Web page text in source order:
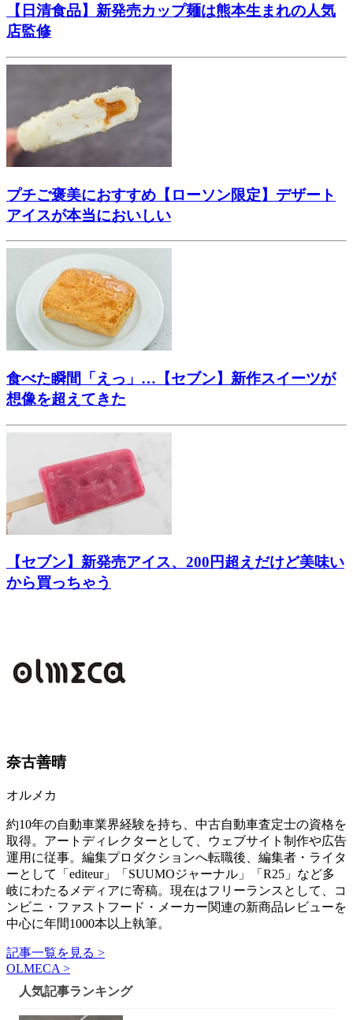
【日清食品】新発売カップ麺は熊本生まれの人気
店監修
プチご褒美におすすめ【ローソン限定】デザート
アイスが本当においしい
食べた瞬間「えっ」…【セブン】新作スイーツが
想像を超えてきた
【セブン】新発売アイス、200円超えだけど美味い
から買っちゃう
奈古善晴
オルメカ
約10年の自動車業界経験を持ち、中古自動車査定士の資格を
取得。アートディレクターとして、ウェブサイト制作や広告
運用に従事。編集プロダクションへ転職後、編集者・ライタ
ーとして「editeur」「SUUMOジャーナル」「R25」など多
岐にわたるメディアに寄稿。現在はフリーランスとして、コ
ンビニ・ファストフード・メーカー関連の新商品レビューを
中心に年間1000本以上執筆。
記事一覧を見る >
OLMECA >
人気記事ランキング